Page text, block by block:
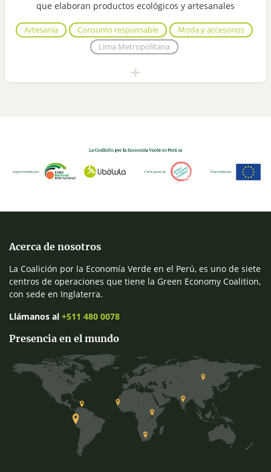
que elaboran productos ecológicos y artesanales
Artesanía Consumo responsable
Moda y accesorios
Lima Metropolitana
Acerca de nosotros
La Coalición por la Economía Verde en el Perú, es uno de siete
centros de operaciones que tiene la Green Economy Coalition,
con sede en Inglaterra.
Llámanos al +511 480 0078
Presencia en el mundo